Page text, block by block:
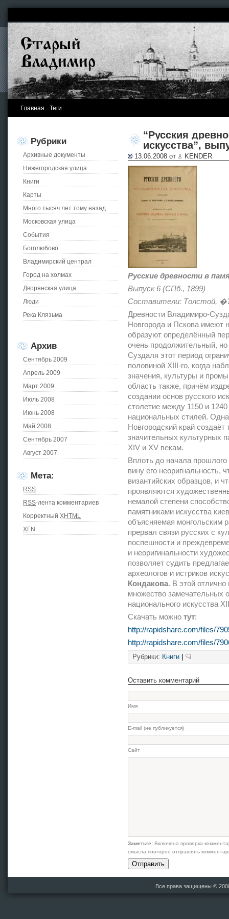
Главная Теги
Рубрики
Архивные документы
Нижегородская улица
Книги
Карты
Много тысяч лет тому назад
Московская улица
События
Боголюбово
Владимирский централ
Город на холмах
Дворянская улица
Люди
Река Клязьма
Архив
Сентябрь 2009
Апрель 2009
Март 2009
Июль 2008
Июнь 2008
Май 2008
Сентябрь 2007
Август 2007
Мета:
RSS
RSS-лента комментариев
Корректный XHTML
XFN
“Русския
искусства”,
13.06.2008 от KENDER
Русские древности в
Выпуск 6 (СПб., 1899)
Составители: Толстой,
Древности Владимиро-
Новгорода и Пскова имеют
образуют определённый
очень продолжительный,
Суздаля этот период
половиной XIII-го, когда
значения, культуры и
область также, причём
создании основ русского
столетие между 1150 и
национальных стилей.
Новгородский край
значительных культурных
XIV и XV векам.
Вплоть до начала
вину его неоригнальность,
византийских образцов, и
проявляются
немалой степени
памятниками искусства
объясняемая монгольским
прервал связи русских с
поспешности и
и неоригинальности
позволяет судить
археологов и истриков
Кондакова. В этой
множество замечательных
национального искусства
Скачать можно тут:
http://rapidshare.com/files/
http://rapidshare.com/files/
Рубрики: Книги
Оставить комментарий
Имя
E-mail (не публикуется)
Сайт
Заметьте: Включена проверка
смысла повторно отправлять
Все права защищены ©